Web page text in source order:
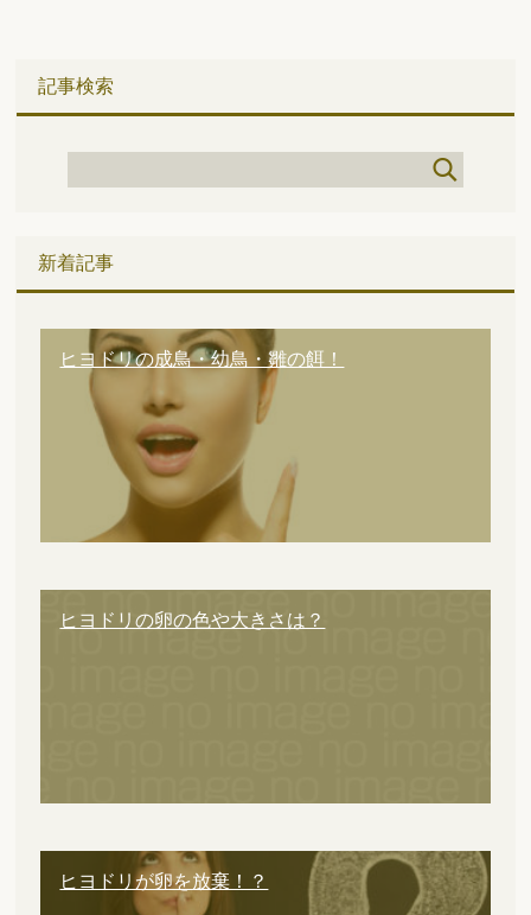
記事検索
新着記事
ヒヨドリの成鳥・幼鳥・雛の餌！
ヒヨドリの卵の色や大きさは？
ヒヨドリが卵を放棄！？